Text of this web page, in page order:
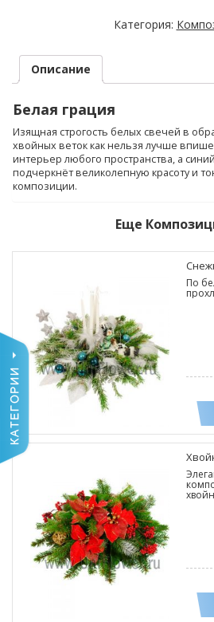
Категория:
Описание
Белая грация
Изящная строгость белых свечей в
хвойных веток как нельзя лучше
интерьер любого пространства, а
подчеркнёт великолепную красоту и
композиции.
Еще
По